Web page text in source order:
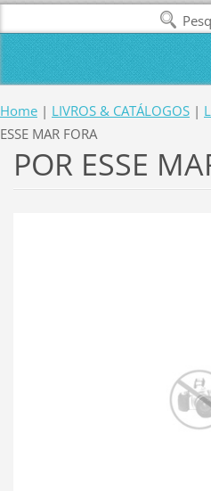
Home | LIVROS & CATÁLOGOS |
ESSE MAR FORA
POR ESSE